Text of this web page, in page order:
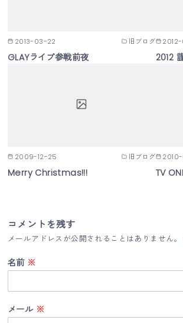
2013-03-22 旧ブログ
GLAYライブ参戦前夜
2012-
2012
2009-12-25 旧ブログ
Merry Christmas!!! TV
コメントを残す
メールアドレスが公開されることはありません。
名前 ※
メール ※